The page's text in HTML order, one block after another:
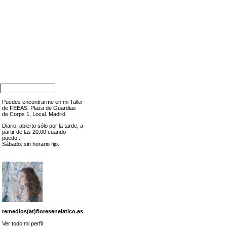
Puedes encontrarme en mi Taller
de FEEAS. Plaza de Guardias
de Corps 1, Local. Madrid
Diario: abierto sólo por la tarde, a
partir de las 20.00 cuando
puedo...
Sábado: sin horario fijo.
remedios(at)floresenelatico.es
Ver todo mi perfil